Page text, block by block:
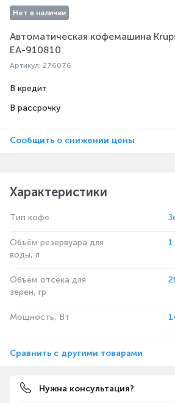
Нет в наличии
Автоматическая кофемашина
EA-910810
Артикул: 276076
В кредит
В рассрочку
Сообщить о снижении цены
Характеристики
Тип кофе
Объём резервуара для
воды, л
Объём отсека для
зерен, гр
Мощность, Вт
Сравнить с другими товарами
Нужна консультация?